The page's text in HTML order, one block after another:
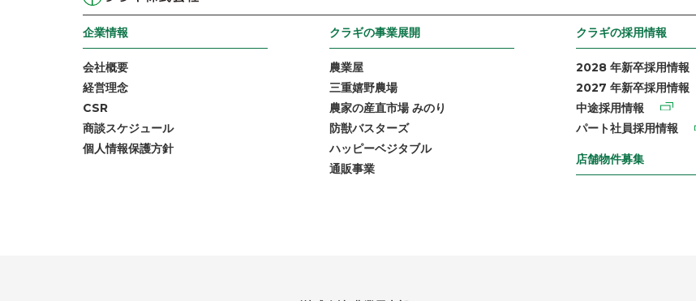
企業情報
会社概要
経営理念
CSR
商談スケジュール
個人情報保護方針
クラギの事業展開
農業屋
三重嬉野農場
農家の産直市場 みのり
防獣バスターズ
ハッピーベジタブル
通販事業
クラギの採用情報
2028 年新卒採用情報
2027 年新卒採用情報
中途採用情報
パート社員採用情報
店舗物件募集